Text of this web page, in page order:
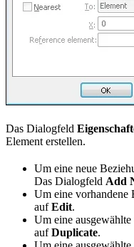
Das Dialogfeld
Element erstellen.
Um eine neue
Das Dialogfeld Add
Um eine vorhandene
aufEdit.
Um eine
aufDuplicate.